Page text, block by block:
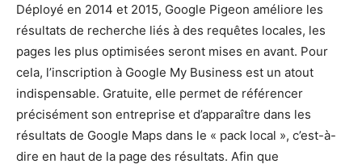
Déployé en 2014 et 2015, Google Pigeon améliore les
résultats de recherche liés à des requêtes locales, les
pages les plus optimisées seront mises en avant. Pour
cela, l’inscription à Google My Business est un atout
indispensable. Gratuite, elle permet de référencer
précisément son entreprise et d’apparaître dans les
résultats de Google Maps dans le « pack local », c’est-à-
dire en haut de la page des résultats. Afin que